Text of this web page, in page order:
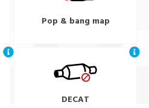
Pop & bang map
DECAT